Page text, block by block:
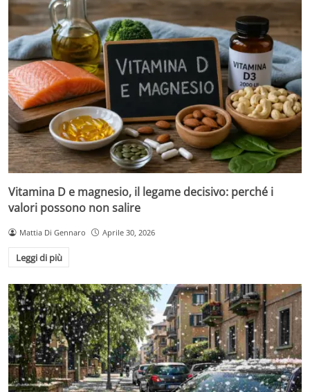
Vitamina D e magnesio, il legame decisivo: perché i
valori possono non salire
Mattia Di Gennaro Aprile 30, 2026
Leggi di più